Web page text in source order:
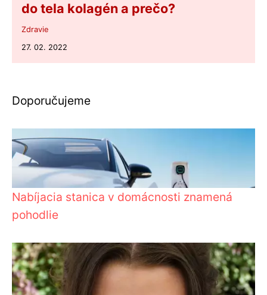
do tela kolagén a prečo?
Zdravie
27. 02. 2022
Doporučujeme
Nabíjacia stanica v domácnosti znamená
pohodlie